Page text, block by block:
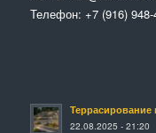
Телефон: +7 (916)
Террасирование
22.08.2025 - 21:20